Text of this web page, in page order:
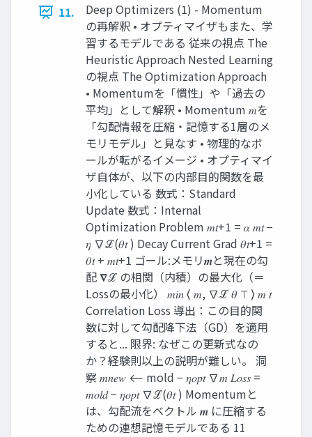
11.
Deep Optimizers (1) - Momentum
の再解釈 • オプティマイザもまた、学
習するモデルである 従来の視点 The
Heuristic Approach Nested Learning
の視点 The Optimization Approach
• Momentumを「慣性」や「過去の
平均」として解釈 • Momentum 𝑚を
「勾配情報を圧縮・記憶する1層のメ
モリモデル」と見なす • 物理的なボ
ールが転がるイメージ • オプティマイ
ザ自体が、以下の内部目的関数を最
小化している 数式：Standard
Update 数式：Internal
Optimization Problem 𝑚𝑡+1 = 𝛼 𝑚𝑡 −
𝜂 ∇ℒ(𝜃𝑡 ) Decay Current Grad 𝜃𝑡+1 =
𝜃𝑡 + 𝑚𝑡+1 ゴール:メモリ𝒎と現在の勾
配 𝛁ℒ の相関（内積）の最大化（＝
Lossの最小化） 𝑚𝑖𝑛 ⟨ 𝑚, ∇ℒ 𝜃 ⊤ ⟩ 𝑚 𝑡
Correlation Loss 導出：この目的関
数に対して勾配降下法（GD）を適用
すると... 限界: なぜこの更新式なの
か？経験則以上の説明が難しい。 洞
察 𝑚𝑛𝑒𝑤 ⟵ mold − 𝜂𝑜𝑝𝑡 ∇𝑚 𝐿𝑜𝑠𝑠 =
𝑚𝑜𝑙𝑑 − 𝜂𝑜𝑝𝑡 ∇ℒ(𝜃𝑡 ) Momentumと
は、勾配流をベクトル 𝒎 に圧縮する
ための連想記憶モデルである 11